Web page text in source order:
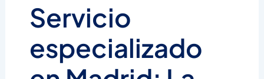
Servicio
especializado